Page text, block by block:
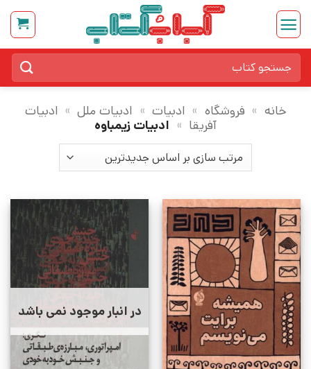
Skip
content
برای:
خانه » فروشگاه » ادبیات » ادبیات ملل » ادبیات
آفریقا » ادبیات زیمباوه
در انبار موجود نمی باشد